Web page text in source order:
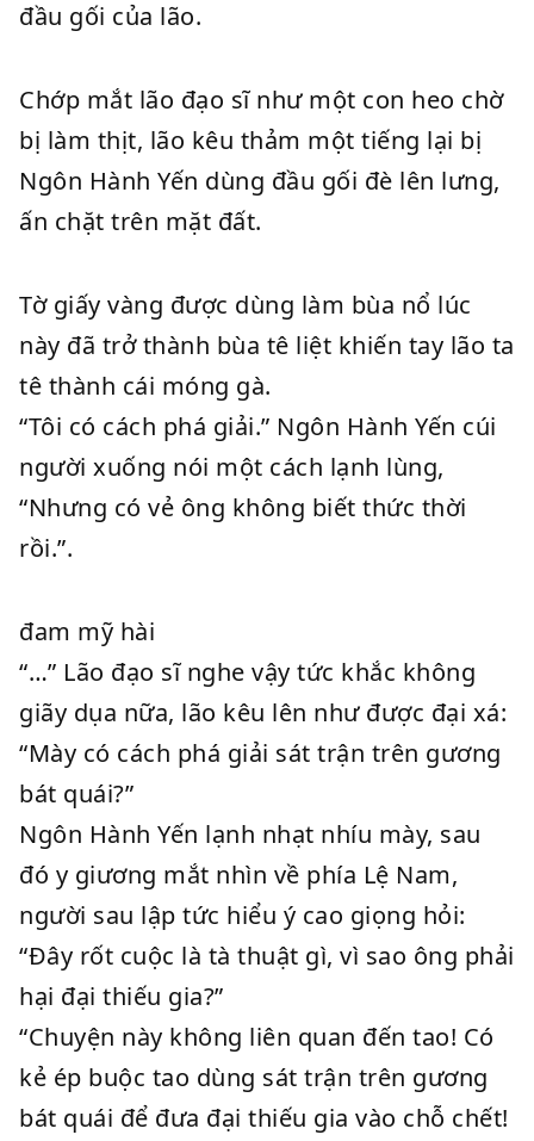
đầu gối của lão.
Chớp mắt lão đạo sĩ như một con heo chờ
bị làm thịt, lão kêu thảm một tiếng lại bị
Ngôn Hành Yến dùng đầu gối đè lên lưng,
ấn chặt trên mặt đất.
Tờ giấy vàng được dùng làm bùa nổ lúc
này đã trở thành bùa tê liệt khiến tay lão ta
tê thành cái móng gà.
“Tôi có cách phá giải.” Ngôn Hành Yến cúi
người xuống nói một cách lạnh lùng,
“Nhưng có vẻ ông không biết thức thời
rồi.”.
đam mỹ hài
“…” Lão đạo sĩ nghe vậy tức khắc không
giãy dụa nữa, lão kêu lên như được đại xá:
“Mày có cách phá giải sát trận trên gương
bát quái?”
Ngôn Hành Yến lạnh nhạt nhíu mày, sau
đó y giương mắt nhìn về phía Lệ Nam,
người sau lập tức hiểu ý cao giọng hỏi:
“Đây rốt cuộc là tà thuật gì, vì sao ông phải
hại đại thiếu gia?”
“Chuyện này không liên quan đến tao! Có
kẻ ép buộc tao dùng sát trận trên gương
bát quái để đưa đại thiếu gia vào chỗ chết!